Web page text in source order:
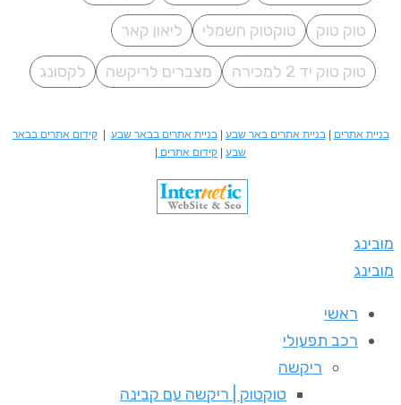
טוק טוק טוקטוק חשמלי ליאון קאר
טוק טוק יד 2 למכירה מצברים לריקשה לקסונג
בניית אתרים |בניית אתרים באר שבע |בניית אתרים בבאר שבע |קידום אתרים בבאר
שבע
קידום אתרים
מובינג
מובינג
ראשי
רכב תפעולי
ריקשה
טוקטוק | ריקשה עם קבינה